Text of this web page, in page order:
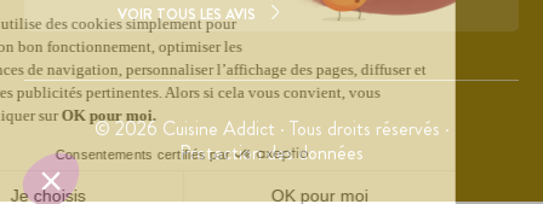
VOIR TOUS LES AVIS
© 2026 Cuisine Addict · Tous droits réservés ·
Protection des données